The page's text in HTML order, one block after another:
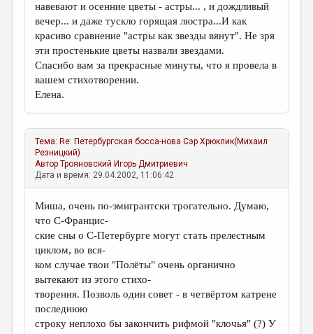
КУЛЬТУРОВЕДЕНИЕ
ПУБЛИЦИСТИКА
РЕЦЕНЗИРОВАНИЕ
ЦИКЛЫ ПУБЛИКАЦИЙ
ТРЕДИАКОВСКИЙ
МЕДИА
ВКОНТАКТЕ
навевают и осенние цветы - астры... , и дождливый
вечер... и даже тускло горящая люстра...И как
красиво сравнение "астры как звезды вянут". Не зря
эти простенькие цветы назвали звездами.
Спасибо вам за прекрасные минуты, что я провела в
вашем стихотворении.
Елена.
Тема: Re: Петербургская босса-нова Сэр Хрюклик(Михаил
Резницкий)
АвторТрояновский Игорь Дмитриевич
Дата и время: 29.04.2002, 11:06:42
Миша, очень по-эмигрантски трогательно. Думаю,
что С-Францис-
ские сны о С-Петербурге могут стать прелестным
циклом, во вся-
ком случае твои "Полёты" очень органично
вытекают из этого стихо-
творения. Позволь один совет - в четвёртом катрене
последнюю
строку неплохо бы закончить рифмой "клочья" (?) У